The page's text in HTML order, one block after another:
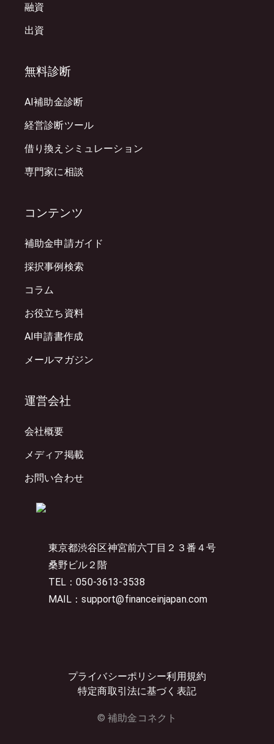
東京都渋谷区神宮前六丁目２３番４号
桑野ビル２階
TEL：050-3613-3538
MAIL：support@financeinjapan.com
プライバシーポリシー利用規約
特定商取引法に基づく表記
© 補助金コネクト
融資
出資
無料診断
AI補助金診断
経営診断ツール
借り換えシミュレーション
専門家に相談
コンテンツ
補助金申請ガイド
採択事例検索
コラム
お役立ち資料
AI申請書作成
メールマガジン
運営会社
会社概要
メディア掲載
お問い合わせ